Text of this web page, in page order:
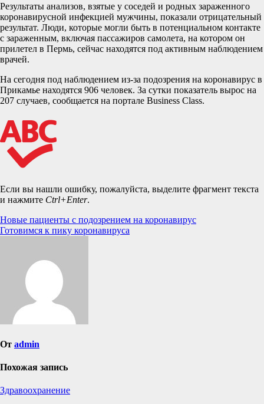
Результаты анализов, взятые у соседей и родных зараженного
коронавирусной инфекцией мужчины, показали отрицательный
результат. Люди, которые могли быть в потенциальном контакте
с зараженным, включая пассажиров самолета, на котором он
прилетел в Пермь, сейчас находятся под активным наблюдением
врачей.
На сегодня под наблюдением из-за подозрения на коронавирус в
Прикамье находятся 906 человек. За сутки показатель вырос на
207 случаев, сообщается на портале Business Class.
Если вы нашли ошибку, пожалуйста, выделите фрагмент текста
и нажмите Ctrl+Enter.
Навигация
по
Новые пациенты с подозрением на коронавирус
Готовимся к пику коронавируса
От admin
Похожая запись
Здравоохранение